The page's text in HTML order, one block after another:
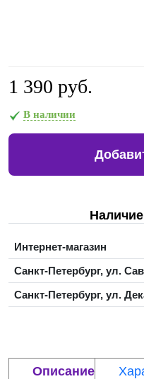
1 390 руб.
В наличии
Интернет-магазин
Санкт-Петербург, ул.
Санкт-Петербург, ул.
Описание